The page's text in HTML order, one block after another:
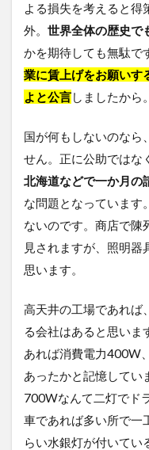
よる損失を考えると得
外。 世界全体の歴史で
かを期待しても無駄で
業に賃上げをお願いす
よと公言しましたから。
国が何もしないのなら
せん。正に公助ではな
北海道などで一か月の
な問題となっています
ないのです。商店で陳
見されますが、照明器
思います。
高天井の工場であれば
る会社はあると思いま
あれば消費電力400W
あったかと記憶してい
700Wなんて二灯でド
車であれば多い所で一
らい水銀灯が付いてい